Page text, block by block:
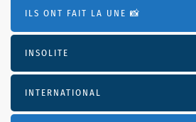
ILS ONT FAIT LA UNE 📸
INSOLITE
INTERNATIONAL